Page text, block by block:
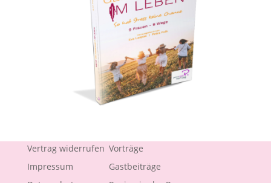
Vertrag widerrufen
Impressum
Vorträge
Gastbeiträge